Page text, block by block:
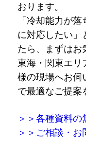
おります。
「冷却能力が
に対応したい」
たら、まずはお
東海・関東エリ
様の現場へお伺
で最適なご提案
＞＞各種資料の
＞＞ご相談・お